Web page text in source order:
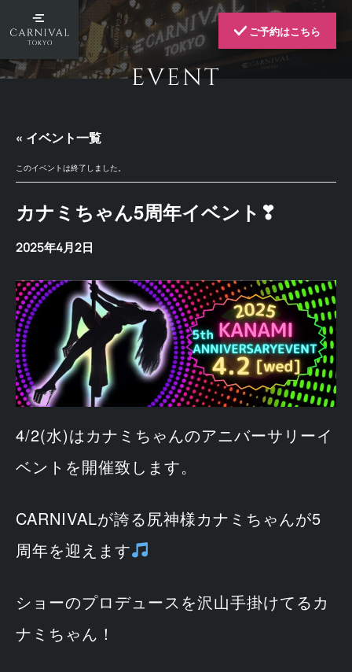
ご予約はこちら
EVENT
« イベント一覧
このイベントは終了しました。
カナミちゃん5周年イベント❣
2025年4月2日
4/2(水)はカナミちゃんのアニバーサリーイ
ベントを開催致します。
CARNIVALが誇る尻神様カナミちゃんが5
周年を迎えます
ショーのプロデュースを沢山手掛けてるカ
ナミちゃん！